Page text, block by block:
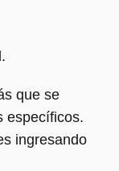
que se
específicos.
ingresando